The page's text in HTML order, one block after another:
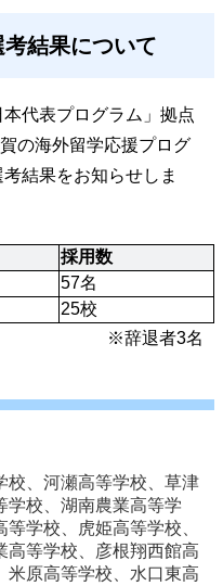
結果について
本代表プログラム」拠点
の海外留学応援プログ
結果をお知らせしま
採用数
57名
25校
※辞退者3名
校、河瀬高等学校、草津
学校、湖南農業高等学
学校、虎姫高等学校、
高等学校、彦根翔西館高
米原高等学校、水口東高